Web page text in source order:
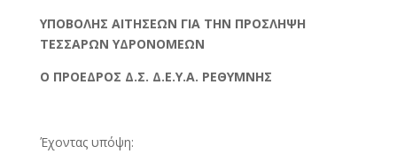
ΥΠΟΒΟΛΗΣ ΑΙΤΗΣΕΩΝ ΓΙΑ ΤΗΝ ΠΡΟΣΛΗΨΗ
ΤΕΣΣΑΡΩΝ ΥΔΡΟΝΟΜΕΩΝ
O ΠΡΟΕΔΡΟΣ Δ.Σ. Δ.Ε.Υ.Α. ΡΕΘΥΜΝΗΣ
Έχοντας υπόψη: